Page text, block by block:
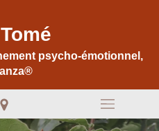
psycho-émotionnel,